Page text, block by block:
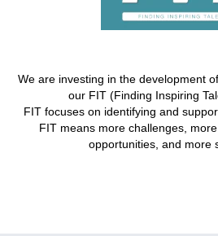
We are investing in the development
our FIT (Finding Inspiring
FIT focuses on identifying and
FIT means more challenges,
opportunities, and more